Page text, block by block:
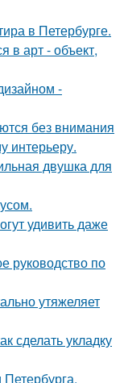
в Петербурге.
в арт - объект,
-
без внимания
интерьеру.
двушка для
удивить даже
руководство по
утяжеляет
сделать укладку